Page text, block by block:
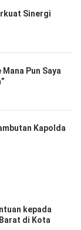
Sinergi
Mana Pun Saya
Kapolda
kepada
di Kota